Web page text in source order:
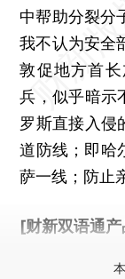
中帮助分裂分
我不认为安全
敦促地方首
兵，似乎暗示
罗斯直接入侵
道防线；即哈
萨一线；防止
[财新双语通